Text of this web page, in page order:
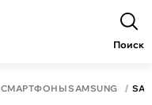
Поиск
СМАРТФОНЫ SAMSUNG